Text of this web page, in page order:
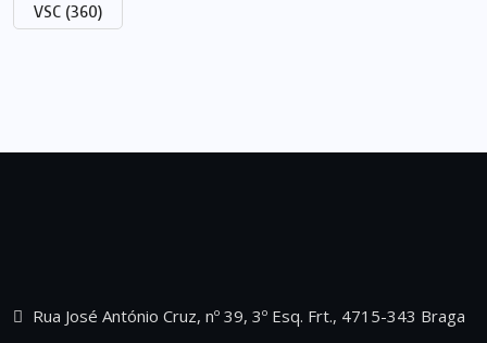
VSC (360)
Rua José António Cruz, nº 39, 3º Esq. Frt., 4715-343 Braga